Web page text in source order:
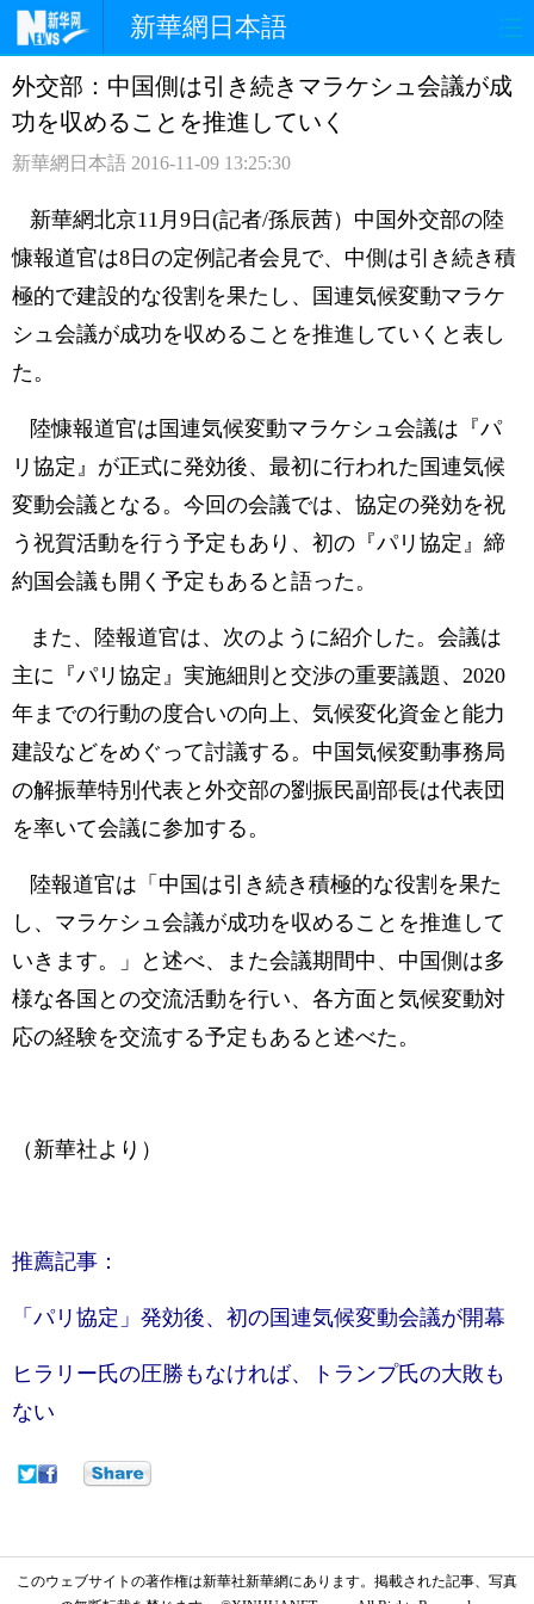
新華網日本語
ホームページ 政治 経済
観光 評論 写真
中日対訳
外交部：中国側は引き続きマラケシュ会議が成
功を収めることを推進していく
新華網日本語 2016-11-09 13:25:30
新華網北京11月9日(記者/孫辰茜）中国外交部の陸
慷報道官は8日の定例記者会見で、中側は引き続き積
極的で建設的な役割を果たし、国連気候変動マラケ
シュ会議が成功を収めることを推進していくと表し
た。
陸慷報道官は国連気候変動マラケシュ会議は『パ
リ協定』が正式に発効後、最初に行われた国連気候
変動会議となる。今回の会議では、協定の発効を祝
う祝賀活動を行う予定もあり、初の『パリ協定』締
約国会議も開く予定もあると語った。
また、陸報道官は、次のように紹介した。会議は
主に『パリ協定』実施細則と交渉の重要議題、2020
年までの行動の度合いの向上、気候変化資金と能力
建設などをめぐって討議する。中国気候変動事務局
の解振華特別代表と外交部の劉振民副部長は代表団
を率いて会議に参加する。
陸報道官は「中国は引き続き積極的な役割を果た
し、マラケシュ会議が成功を収めることを推進して
いきます。」と述べ、また会議期間中、中国側は多
様な各国との交流活動を行い、各方面と気候変動対
応の経験を交流する予定もあると述べた。
（新華社より）
推薦記事：
「パリ協定」発効後、初の国連気候変動会議が開幕
ヒラリー氏の圧勝もなければ、トランプ氏の大敗も
ない
このウェブサイトの著作権は新華社新華網にあります。掲載された記事、写真